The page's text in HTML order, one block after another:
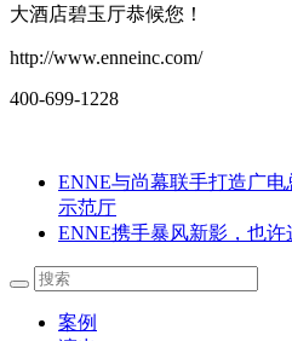
大酒店碧玉厅恭候您！
http://www.enneinc.com/
400-699-1228
ENNE与尚幕联手打造广
示范厅
ENNE携手暴风新影，也
案例